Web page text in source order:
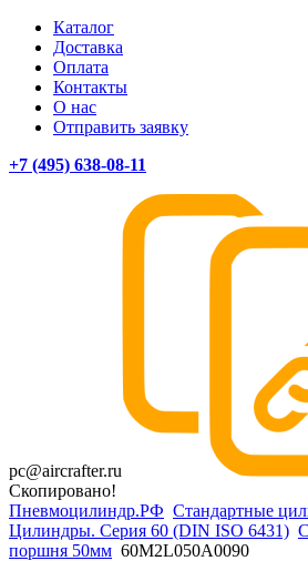
Каталог
Доставка
Оплата
Контакты
О нас
Отправить заявку
+7 (495) 638-08-11
pc@aircrafter.ru
Скопировано!
Пневмоцилиндр.РФ Стандартные
Цилиндры. Серия 60 (DIN ISO 6431)
поршня 50мм 60M2L050A0090